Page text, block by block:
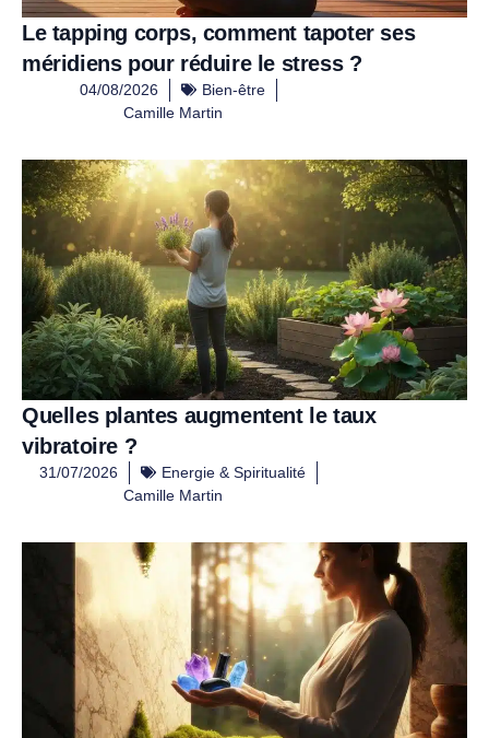
Le tapping corps, comment tapoter ses
méridiens pour réduire le stress ?
04/08/2026
Bien-être
Camille Martin
Quelles plantes augmentent le taux
vibratoire ?
31/07/2026
Energie & Spiritualité
Camille Martin